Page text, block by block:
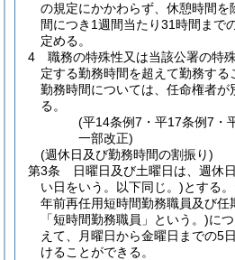
の規定にかかわらず、休憩時間を
間につき1週間当たり31時間まで
定める。
4
職務の特殊性又は当該公署の特
定する勤務時間を超えて勤務す
勤務時間については、任命権者が
る。
(平14条例7・平17条例7・
一部改正)
(週休日及び勤務時間の割振り)
第3条
日曜日及び土曜日は、週休日
い日をいう。以下同じ。)とする。
年前再任用短時間勤務職員及び任
「短時間勤務職員」という。)に
えて、月曜日から金曜日までの5
けることができる。